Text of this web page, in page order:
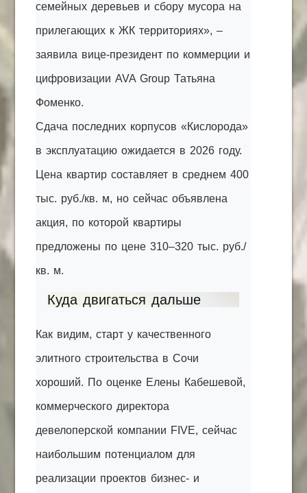
семейных деревьев и сбору мусора на
прилегающих к ЖК территориях», –
заявила вице-президент по коммерции и
цифровизации AVA Group Татьяна
Фоменко.
Сдача последних корпусов «Кислорода»
в эксплуатацию ожидается в 2026 году.
Цена квартир составляет в среднем 400
тыс. руб./кв. м, но сейчас объявлена
акция, по которой квартиры
предложены по цене 310–320 тыс. руб./
кв. м.
Куда двигаться дальше
Как видим, старт у качественного
элитного строительства в Сочи
хороший. По оценке Елены Кабешевой,
коммерческого директора
девелоперской компании FIVE, сейчас
наибольшим потенциалом для
реализации проектов бизнес- и